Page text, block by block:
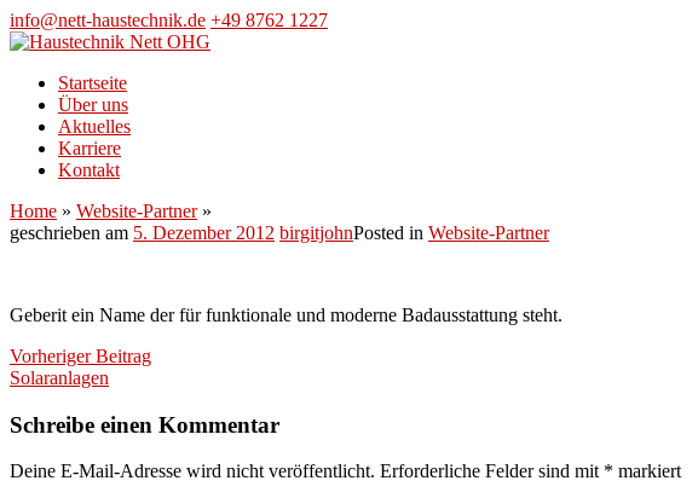
Skip
to
info@nett-haustechnik.de +49 8762 1227
Startseite
Über uns
Aktuelles
Karriere
Kontakt
Home » Website-Partner »
geschrieben am 5. Dezember 2012 birgitjohnPosted in Website-Partner
Geberit ein Name der für funktionale und moderne Badausstattung steht.
Beitragsnavigation
Vorheriger Beitrag
Solaranlagen
Schreibe einen Kommentar
Deine E-Mail-Adresse wird nicht veröffentlicht. Erforderliche Felder sind mit * markiert